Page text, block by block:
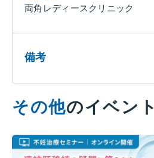
両角レディースクリニック
備考
その他のイベント